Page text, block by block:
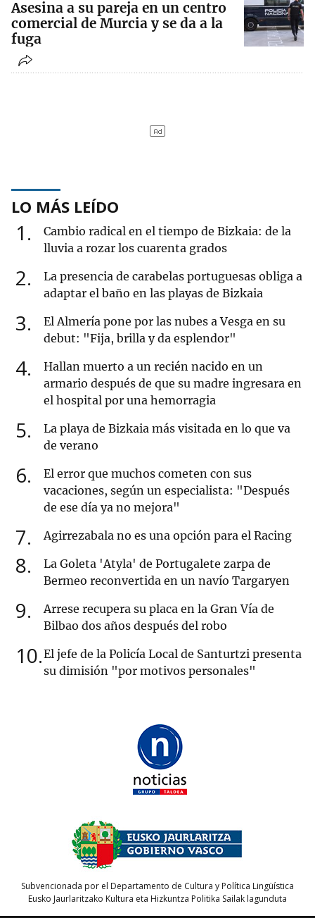
Asesina a su pareja en un centro
comercial de Murcia y se da a la
fuga
LO MÁS LEÍDO
1
Cambio radical en el tiempo de Bizkaia: de la
lluvia a rozar los cuarenta grados
2
La presencia de carabelas portuguesas obliga a
adaptar el baño en las playas de Bizkaia
3
El Almería pone por las nubes a Vesga en su
debut: "Fija, brilla y da esplendor"
4
Hallan muerto a un recién nacido en un
armario después de que su madre ingresara en
el hospital por una hemorragia
5
La playa de Bizkaia más visitada en lo que va
de verano
6
El error que muchos cometen con sus
vacaciones, según un especialista: "Después
de ese día ya no mejora"
7 Agirrezabala no es una opción para el Racing
8
La Goleta 'Atyla' de Portugalete zarpa de
Bermeo reconvertida en un navío Targaryen
9
Arrese recupera su placa en la Gran Vía de
Bilbao dos años después del robo
10 El jefe de la Policía Local de Santurtzi presenta
su dimisión "por motivos personales"
Subvencionada por el Departamento de Cultura y Política Lingüística
Eusko Jaurlaritzako Kultura eta Hizkuntza Politika Sailak lagunduta